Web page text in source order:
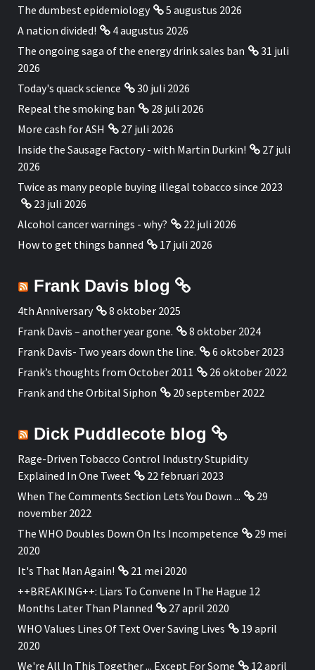
The dumbest epidemiology
5 augustus 2026
A nation divided!
4 augustus 2026
The ongoing saga of the energy drink sales ban
31 juli
2026
Today's quack science
30 juli 2026
Repeal the smoking ban
28 juli 2026
More cash for ASH
27 juli 2026
Inside the Sausage Factory - with Martin Durkin!
27 juli
2026
Twice as many people buying illegal tobacco since 2023
23 juli 2026
Alcohol cancer warnings - why?
22 juli 2026
How to get things banned
17 juli 2026
Frank Davis blog
4th Anniversary
8 oktober 2025
Frank Davis – another year gone.
8 oktober 2024
Frank Davis- Two years down the line.
6 oktober 2023
Frank’s thoughts from October 2011
26 oktober 2022
Frank and the Orbital Siphon
20 september 2022
Dick Puddlecote blog
Rage-Driven Tobacco Control Industry Stupidity
Explained In One Tweet
22 februari 2023
When The Comments Section Lets You Down ...
29
november 2022
The WHO Doubles Down On Its Incompetence
29 mei
2020
It's That Man Again!
21 mei 2020
++BREAKING++: Liars To Convene In The Hague 12
Months Later Than Planned
27 april 2020
WHO Values Lines Of Text Over Saving Lives
19 april
2020
We're All In This Together ... Except For Some
12 april